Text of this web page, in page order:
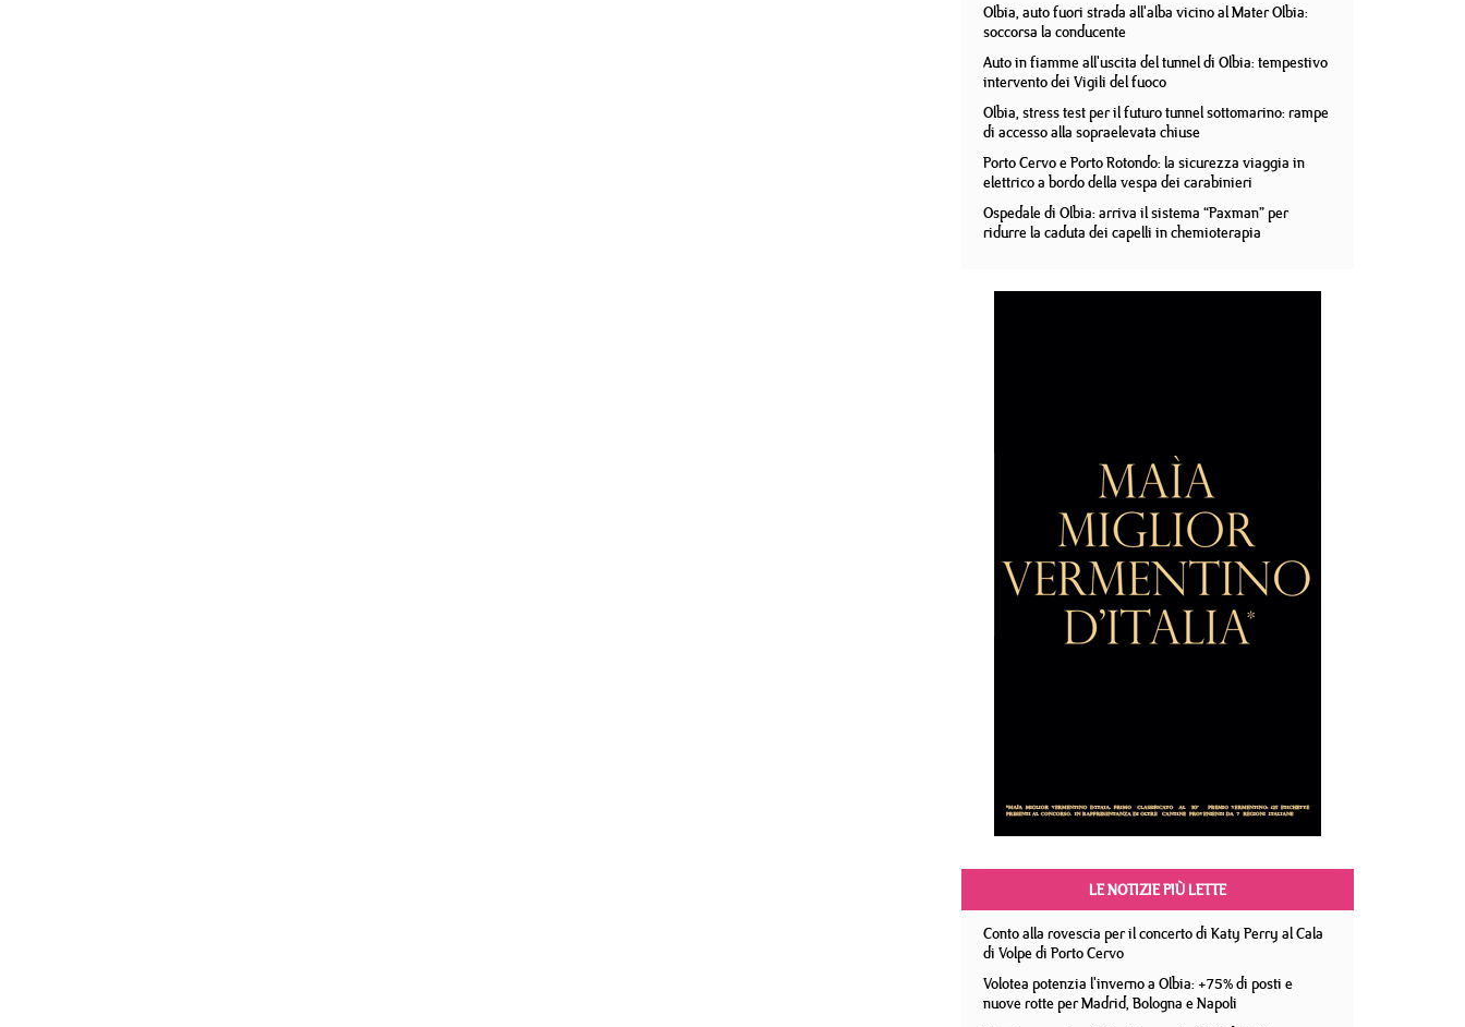
Olbia, auto fuori strada all'alba vicino al Mater Olbia:
soccorsa la conducente
Auto in fiamme all'uscita del tunnel di Olbia: tempestivo
intervento dei Vigili del fuoco
Olbia, stress test per il futuro tunnel sottomarino: rampe
di accesso alla sopraelevata chiuse
Porto Cervo e Porto Rotondo: la sicurezza viaggia in
elettrico a bordo della vespa dei carabinieri
Ospedale di Olbia: arriva il sistema “Paxman” per
ridurre la caduta dei capelli in chemioterapia
LE NOTIZIE PIÙ LETTE
Conto alla rovescia per il concerto di Katy Perry al Cala
di Volpe di Porto Cervo
Volotea potenzia l'inverno a Olbia: +75% di posti e
nuove rotte per Madrid, Bologna e Napoli